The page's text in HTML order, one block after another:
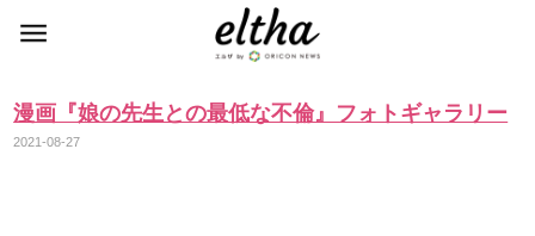
漫画『娘の先生との最低な不倫』フォトギャラリー
2021-08-27